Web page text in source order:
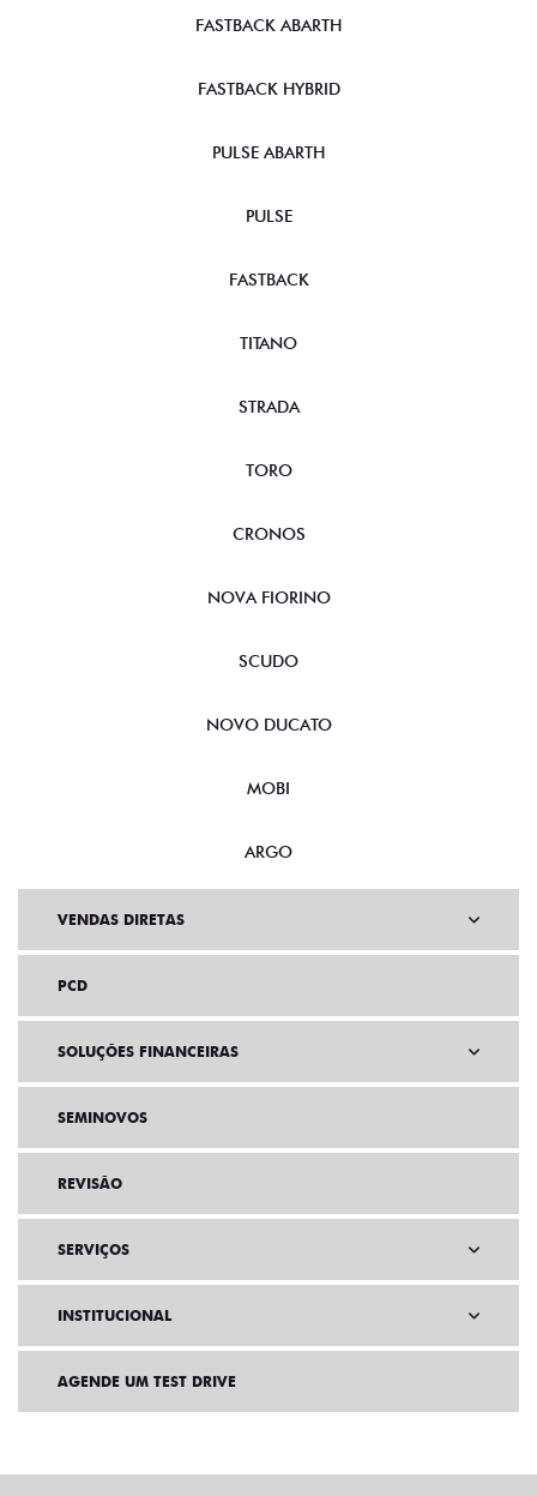
FASTBACK ABARTH
FASTBACK HYBRID
PULSE ABARTH
PULSE
FASTBACK
TITANO
STRADA
TORO
CRONOS
NOVA FIORINO
SCUDO
NOVO DUCATO
MOBI
ARGO
VENDAS DIRETAS
PCD
SOLUÇÕES FINANCEIRAS
SEMINOVOS
REVISÃO
SERVIÇOS
INSTITUCIONAL
AGENDE UM TEST DRIVE